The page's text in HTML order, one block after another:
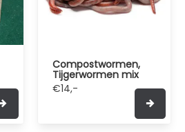
Compostwormen,
Tijgerwormen mix
€14,-